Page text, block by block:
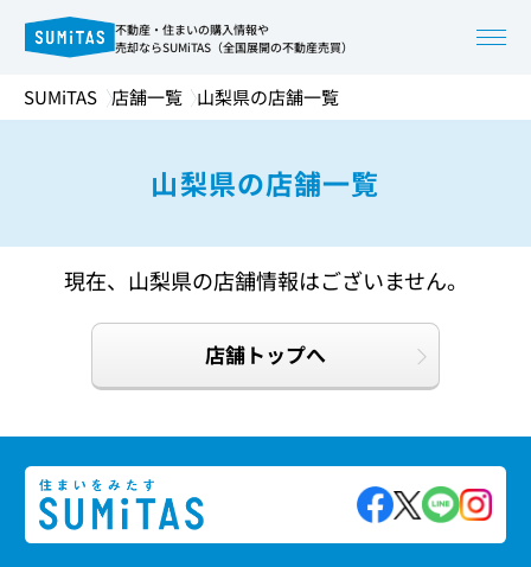
不動産・住まいの購入情報や
売却ならSUMiTAS（全国展開の不動産売買）
SUMiTAS 店舗一覧 山梨県の店舗一覧
山梨県の店舗一覧
現在、山梨県の店舗情報はございません。
店舗トップへ